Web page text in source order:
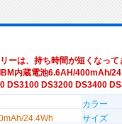
ーは、持ち時間が短くなっ
内蔵電池6.6AH/400mAh/
DS3100 DS3200 DS3400
カラー
24.4Wh
サイズ